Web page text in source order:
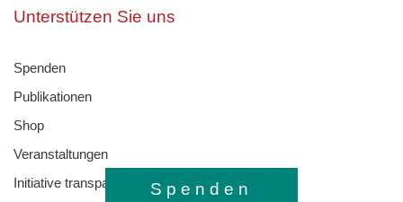
Spenden
Unterstützen Sie uns
Spenden
Publikationen
Shop
Veranstaltungen
Initiative transparente Zivilgesellschaft